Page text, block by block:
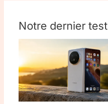
Notre dernier test